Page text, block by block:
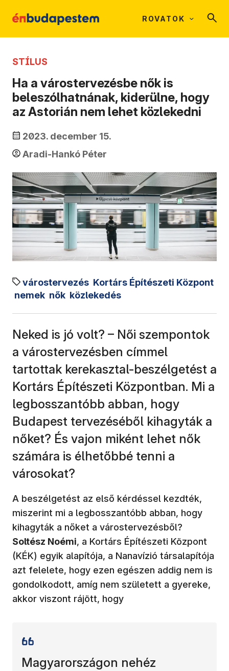
ROVATOK
STÍLUS
Ha a várostervezésbe nők is
beleszólhatnának, kiderülne, hogy
az Astorián nem lehet közlekedni
2023. december 15.
Aradi-Hankó Péter
várostervezés Kortárs Építészeti Központ
nemek nők közlekedés
Neked is jó volt? – Női szempontok
a várostervezésben címmel
tartottak kerekasztal-beszélgetést a
Kortárs Építészeti Központban. Mi a
legbosszantóbb abban, hogy
Budapest tervezéséből kihagyták a
nőket? És vajon miként lehet nők
számára is élhetőbbé tenni a
városokat?
A beszélgetést az első kérdéssel kezdték,
miszerint mi a legbosszantóbb abban, hogy
kihagyták a nőket a várostervezésből?
Soltész Noémi, a Kortárs Építészeti Központ
(KÉK) egyik alapítója, a Nanavízió társalapítója
azt felelete, hogy ezen egészen addig nem is
gondolkodott, amíg nem született a gyereke,
akkor viszont rájött, hogy
Magyarországon nehéz